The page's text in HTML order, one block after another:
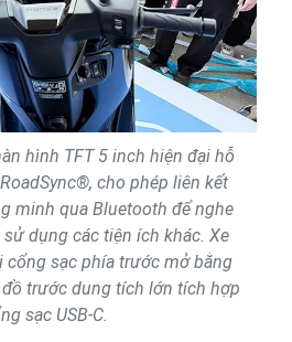
hình TFT 5 inch hiện đại hỗ
cho phép liên kết
minh qua Bluetooth để nghe
dụng các tiện ích khác. Xe
cổng sạc phía trước mở bằng
đồ trước dung tích lớn tích hợp
sạc USB-C.